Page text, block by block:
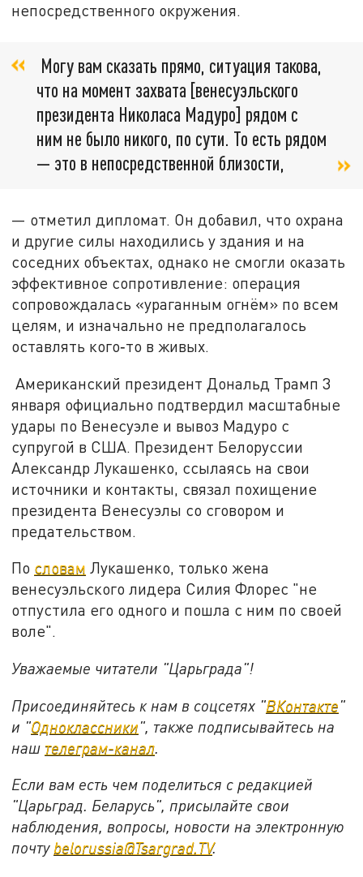
непосредственного окружения.
Могу вам сказать прямо, ситуация такова,
что на момент захвата [венесуэльского
президента Николаса Мадуро] рядом с
ним не было никого, по сути. То есть рядом
— это в непосредственной близости,
— отметил дипломат. Он добавил, что охрана
и другие силы находились у здания и на
соседних объектах, однако не смогли оказать
эффективное сопротивление: операция
сопровождалась «ураганным огнём» по всем
целям, и изначально не предполагалось
оставлять кого‑то в живых.
Американский президент Дональд Трамп 3
января официально подтвердил масштабные
удары по Венесуэле и вывоз Мадуро с
супругой в США. Президент Белоруссии
Александр Лукашенко, ссылаясь на свои
источники и контакты, связал похищение
президента Венесуэлы со сговором и
предательством.
По словам Лукашенко, только жена
венесуэльского лидера Силия Флорес "не
отпустила его одного и пошла с ним по своей
воле".
Уважаемые читатели "Царьграда"!
Присоединяйтесь к нам в соцсетях "ВКонтакте"
и "Одноклассники", также подписывайтесь на
наш телеграм-канал.
Если вам есть чем поделиться с редакцией
"Царьград. Беларусь", присылайте свои
наблюдения, вопросы, новости на электронную
почту belorussia@Tsargrad.TV.